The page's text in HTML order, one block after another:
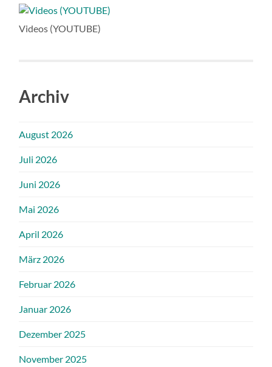
Videos (YOUTUBE)
Archiv
August 2026
Juli 2026
Juni 2026
Mai 2026
April 2026
März 2026
Februar 2026
Januar 2026
Dezember 2025
November 2025